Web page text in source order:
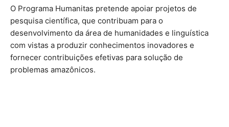
O Programa Humanitas pretende apoiar projetos de
pesquisa científica, que contribuam para o
desenvolvimento da área de humanidades e linguística
com vistas a produzir conhecimentos inovadores e
fornecer contribuições efetivas para solução de
problemas amazônicos.